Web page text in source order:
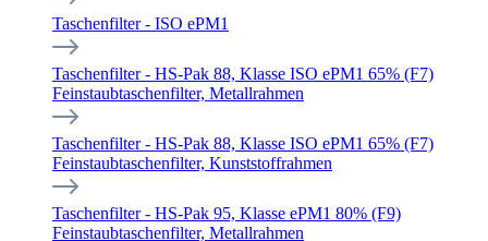
Taschenfilter - ISO ePM1
Taschenfilter - HS-Pak 88, Klasse ISO ePM1 65% (F7)
Feinstaubtaschenfilter, Metallrahmen
Taschenfilter - HS-Pak 88, Klasse ISO ePM1 65% (F7)
Feinstaubtaschenfilter, Kunststoffrahmen
Taschenfilter - HS-Pak 95, Klasse ePM1 80% (F9)
Feinstaubtaschenfilter, Metallrahmen